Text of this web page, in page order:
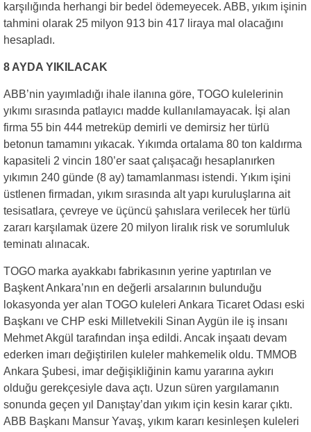
karşılığında herhangi bir bedel ödemeyecek. ABB, yıkım işinin
tahmini olarak 25 milyon 913 bin 417 liraya mal olacağını
hesapladı.
8 AYDA YIKILACAK
ABB’nin yayımladığı ihale ilanına göre, TOGO kulelerinin
yıkımı sırasında patlayıcı madde kullanılamayacak. İşi alan
firma 55 bin 444 metreküp demirli ve demirsiz her türlü
betonun tamamını yıkacak. Yıkımda ortalama 80 ton kaldırma
kapasiteli 2 vincin 180’er saat çalışacağı hesaplanırken
yıkımın 240 günde (8 ay) tamamlanması istendi. Yıkım işini
üstlenen firmadan, yıkım sırasında alt yapı kuruluşlarına ait
tesisatlara, çevreye ve üçüncü şahıslara verilecek her türlü
zararı karşılamak üzere 20 milyon liralık risk ve sorumluluk
teminatı alınacak.
TOGO marka ayakkabı fabrikasının yerine yaptırılan ve
Başkent Ankara’nın en değerli arsalarının bulunduğu
lokasyonda yer alan TOGO kuleleri Ankara Ticaret Odası eski
Başkanı ve CHP eski Milletvekili Sinan Aygün ile iş insanı
Mehmet Akgül tarafından inşa edildi. Ancak inşaatı devam
ederken imarı değiştirilen kuleler mahkemelik oldu. TMMOB
Ankara Şubesi, imar değişikliğinin kamu yararına aykırı
olduğu gerekçesiyle dava açtı. Uzun süren yargılamanın
sonunda geçen yıl Danıştay’dan yıkım için kesin karar çıktı.
ABB Başkanı Mansur Yavaş, yıkım kararı kesinleşen kuleleri